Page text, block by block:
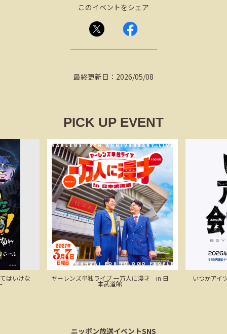
このイベントをシェア
最終更新日：2026/05/08
PICK UP EVENT
はいけな ヤーレンズ単独ライブ 一万人に漫才 in 日
本武道館
いつかアイ
ニッポン放送イベントSNS